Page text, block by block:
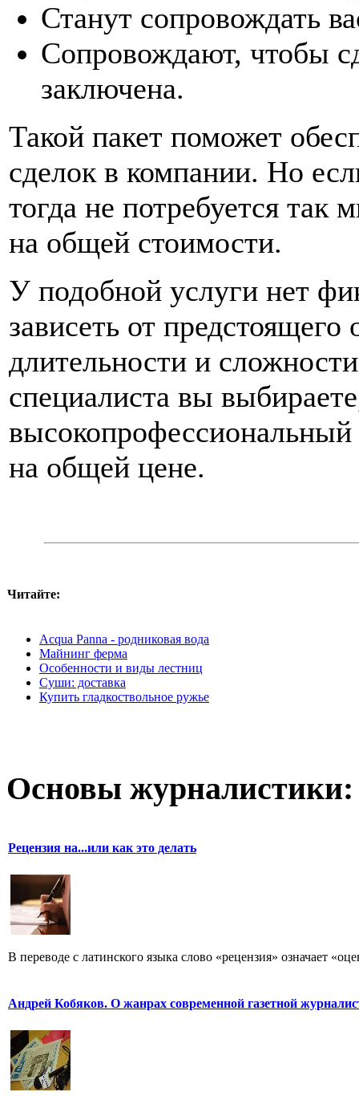
Станут сопровождать
Сопровождают, чтобы
заключена.
Такой пакет поможет
сделок в компании. Но
тогда не потребуется так
на общей стоимости.
У подобной услуги нет
зависеть от предстоящего
длительности и
специалиста вы
высокопрофессиональный
на общей цене.
Читайте:
Acqua Panna - родниковая вода
Майнинг ферма
Особенности и виды лестниц
Суши: доставка
Купить гладкоствольное ружье
Основы журналистики:
Рецензия на...или как это делать
В переводе с латинского языка слово «рецензия» означает
Андрей Кобяков. О жанрах современной газетной